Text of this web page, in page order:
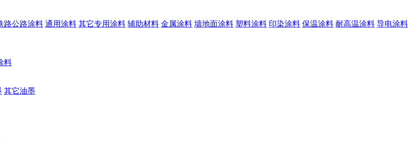
路公路涂料 通用涂料 其它专用涂料 辅助材料 金属涂料 墙地面涂料 塑料涂料 印染涂料 保温涂料 耐高温涂料 导电涂料
料
其它油墨